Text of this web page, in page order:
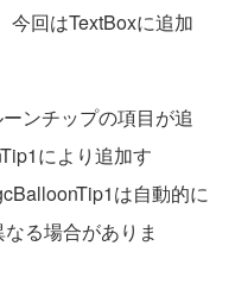
今回はTextBoxに追加
ンチップの項目が追
により追加す
は自動的に
る場合がありま